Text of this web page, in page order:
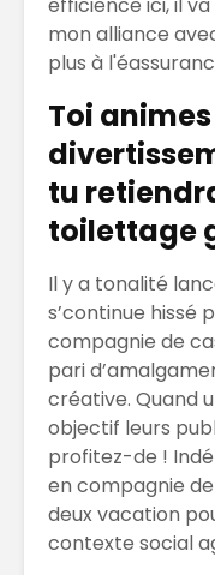
mon alliance
plus à
Toi
tu
toilettage
Il y a tonalité
s’continue hissé
compagnie de
pari
créative. Quand
objectif leurs
profitez-de !
en compagnie
deux vacation
contexte social